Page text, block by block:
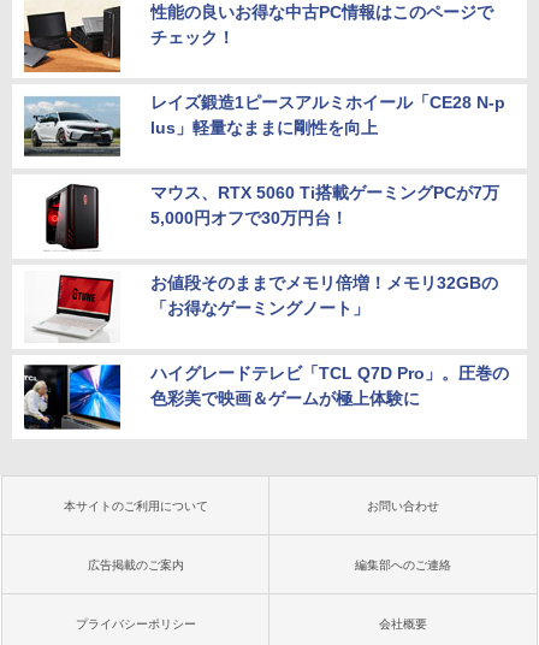
性能の良いお得な中古PC情報はこのページで
チェック！
レイズ鍛造1ピースアルミホイール「CE28 N-p
lus」軽量なままに剛性を向上
マウス、RTX 5060 Ti搭載ゲーミングPCが7万
5,000円オフで30万円台！
お値段そのままでメモリ倍増！メモリ32GBの
「お得なゲーミングノート」
ハイグレードテレビ「TCL Q7D Pro」。圧巻の
色彩美で映画＆ゲームが極上体験に
本サイトのご利用について お問い合わせ
広告掲載のご案内 編集部へのご連絡
プライバシーポリシー 会社概要